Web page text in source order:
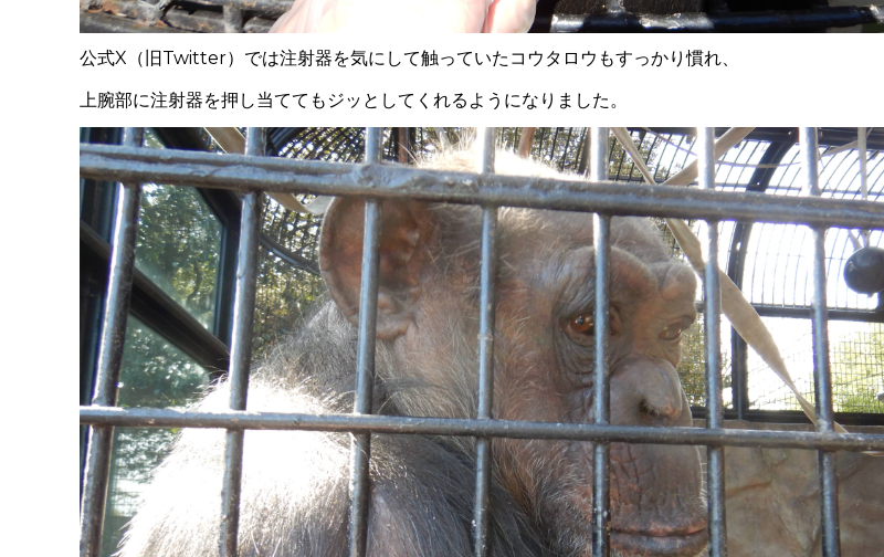
公式X（旧Twitter） では注射器を気にして触っていたコウタロウもすっかり慣れ、
上腕部に注射器を押し当ててもジッとしてくれるようになりました。